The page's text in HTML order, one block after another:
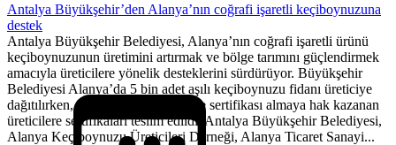
Antalya Büyükşehir’den Alanya’nın coğrafi işaretli keçiboynuzuna
destek
Antalya Büyükşehir Belediyesi, Alanya’nın coğrafi işaretli ürünü
keçiboynuzunun üretimini artırmak ve bölge tarımını güçlendirmek
amacıyla üreticilere yönelik desteklerini sürdürüyor. Büyükşehir
Belediyesi Alanya’da 5 bin adet aşılı keçiboynuzu fidanı üreticiye
dağıtılırken, keçiboynuzu yetiştirme sertifikası almaya hak kazanan
üreticilere sertifikaları teslim edildi. Antalya Büyükşehir Belediyesi,
Alanya Keçiboynuzu Üreticileri Derneği, Alanya Ticaret Sanayi...